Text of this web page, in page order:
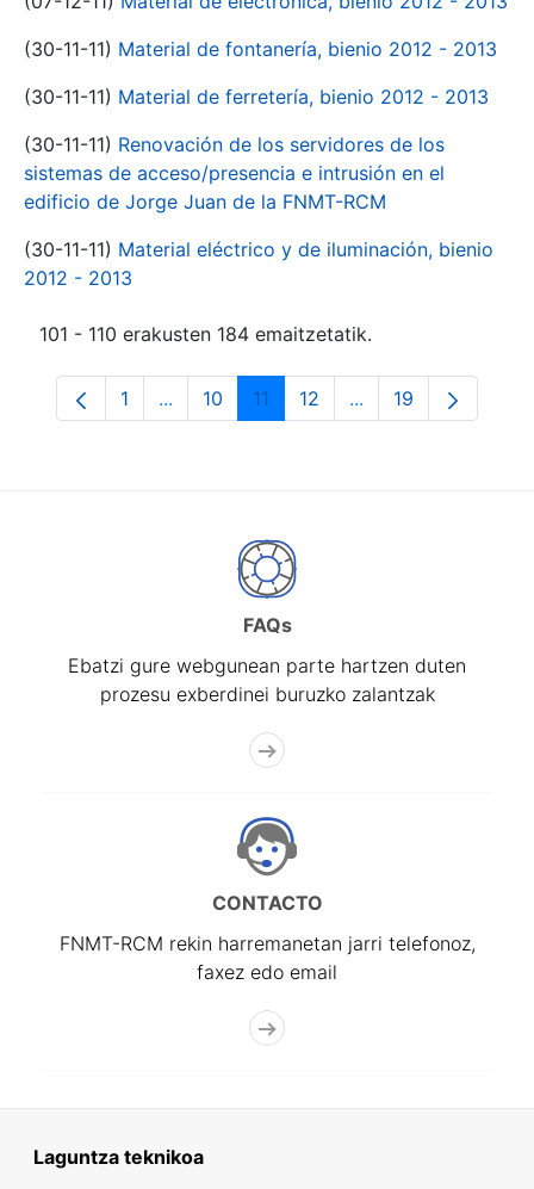
(30-11-11) Material de fontanería, bienio 2012 - 2013
(30-11-11) Material de ferretería, bienio 2012 - 2013
(30-11-11) Renovación de los servidores de los
sistemas de acceso/presencia e intrusión en el
edificio de Jorge Juan de la FNMT-RCM
(30-11-11) Material eléctrico y de iluminación, bienio
2012 - 2013
101 - 110 erakusten 184 emaitzetatik.
Orrialdea
1 ...Intermediate Pages Use TAB to navigate.
Orrialdea
10 Orrialdea
11 Orrialdea
12 ...Intermediate
Orrialdea
19
FAQs
Ebatzi gure webgunean parte hartzen duten
prozesu exberdinei buruzko zalantzak
CONTACTO
FNMT-RCM rekin harremanetan jarri telefonoz,
faxez edo email
Laguntza teknikoa